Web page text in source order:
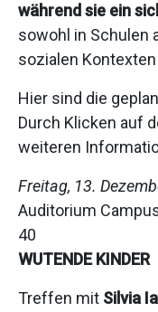
während sie ein
sowohl in Schulen
sozialen
Hier sind die
Durch Klicken auf
weiteren
Freitag, 13.
Auditorium
40
WUTENDE KINDER
Treffen mit Silvia